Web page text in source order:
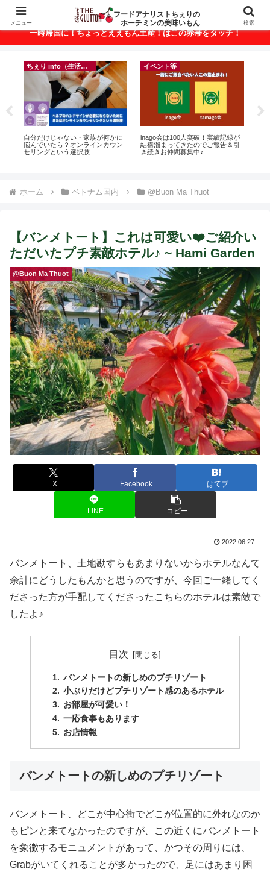
ベトナム・ホーチミンの美味いもんが満載！
一時帰国に！ちょっとええもん土産！はこの赤帯をタッチ！
は100人突破！実績記録が
ってきたのでご報告＆引
仲間募集中♪
ちぇり info（生活情報）
【Ho Chi Minh】帰国直前にやって
おきたい！たった1回の施術でこん
【Ho Chi Minh】
美味しかったの♪
ホーム ベトナム国内 @Buon Ma Thuot
【バンメトート】これは可愛い❤️ご紹介い
ただいたプチ素敵ホテル♪ ~ Hami Garden
@Buon Ma Thuot
X Facebook はてブ
LINE コピー
2022.06.27
バンメトート、土地勘すらもあまりないからホテルなんて
余計にどうしたもんかと思うのですが、今回ご一緒してく
ださった方が手配してくださったこちらのホテルは素敵で
したよ♪
目次
バンメトートの新しめのプチリゾート
小ぶりだけどプチリゾート感のあるホテル
お部屋が可愛い！
一応食事もあります
お店情報
バンメトートの新しめのプチリゾート
バンメトート、どこが中心街でどこが位置的に外れなのか
もピンと来てなかったのですが、この近くにバンメトート
を象徴するモニュメントがあって、かつその周りには、
Grabがいてくれることが多かったので、足にはあまり困
メニュー
フードアナリストちぇりの
ホーチミンの美味いもん
検索